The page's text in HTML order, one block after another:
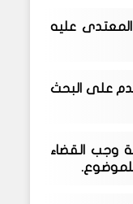
المعتدى عليه
على البحث
وجب القضاء